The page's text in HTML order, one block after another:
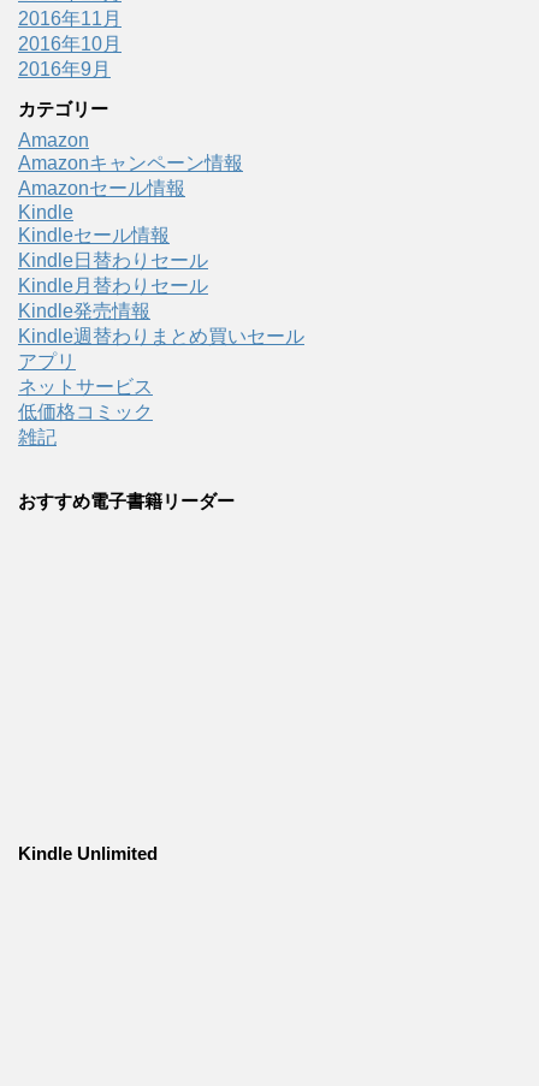
2016年11月
2016年10月
2016年9月
カテゴリー
Amazon
Amazonキャンペーン情報
Amazonセール情報
Kindle
Kindleセール情報
Kindle日替わりセール
Kindle月替わりセール
Kindle発売情報
Kindle週替わりまとめ買いセール
アプリ
ネットサービス
低価格コミック
雑記
おすすめ電子書籍リーダー
Kindle Unlimited